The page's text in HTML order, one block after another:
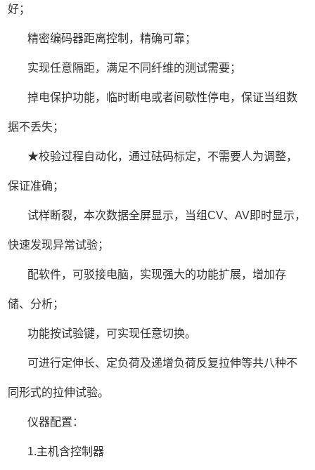
好；
精密编码器距离控制，精确可靠；
实现任意隔距，满足不同纤维的测试需要；
掉电保护功能，临时断电或者间歇性停电，保证当组数
据不丢失；
★校验过程自动化，通过砝码标定，不需要人为调整，
保证准确；
试样断裂，本次数据全屏显示，当组CV、AV即时显示，
快速发现异常试验；
配软件，可驳接电脑，实现强大的功能扩展，增加存
储、分析；
功能按试验键，可实现任意切换。
可进行定伸长、定负荷及递增负荷反复拉伸等共八种不
同形式的拉伸试验。
仪器配置：
1.主机含控制器